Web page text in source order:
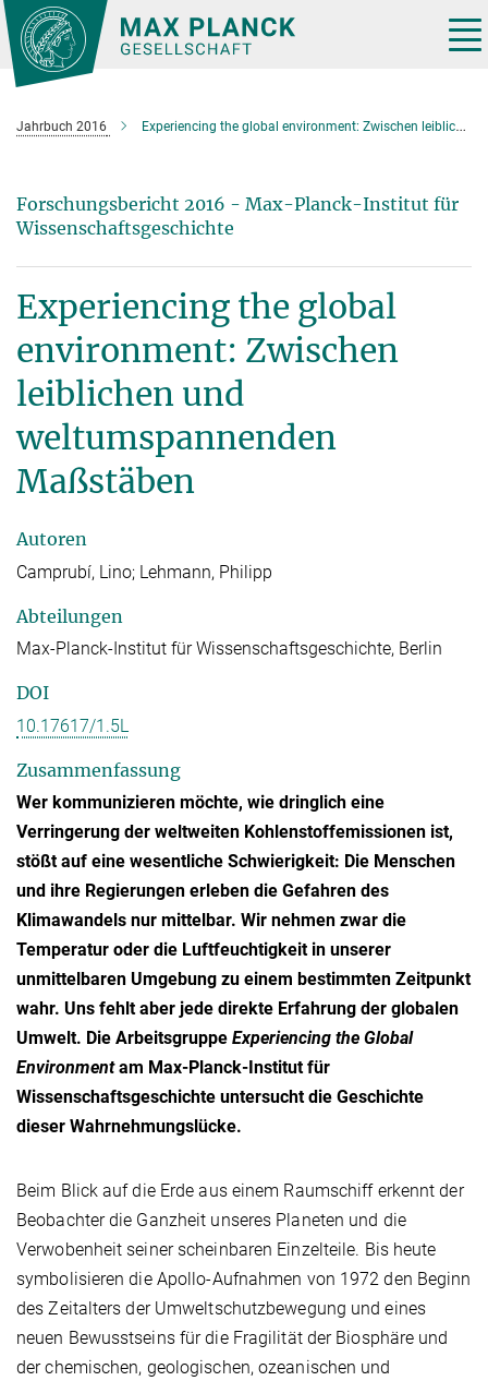
Hauptinhalt
Jahrbuch 2016 Experiencing the global environment: Zwischen leiblichen und weltumspannenden Maßstäben
Forschungsbericht 2016 - Max-Planck-Institut für
Wissenschaftsgeschichte
Experiencing the global
environment: Zwischen
leiblichen und
weltumspannenden
Maßstäben
Autoren
Camprubí, Lino; Lehmann, Philipp
Abteilungen
Max-Planck-Institut für Wissenschaftsgeschichte, Berlin
DOI
10.17617/1.5L
Zusammenfassung
Wer kommunizieren möchte, wie dringlich eine
Verringerung der weltweiten Kohlenstoffemissionen ist,
stößt auf eine wesentliche Schwierigkeit: Die Menschen
und ihre Regierungen erleben die Gefahren des
Klimawandels nur mittelbar. Wir nehmen zwar die
Temperatur oder die Luftfeuchtigkeit in unserer
unmittelbaren Umgebung zu einem bestimmten Zeitpunkt
wahr. Uns fehlt aber jede direkte Erfahrung der globalen
Umwelt. Die Arbeitsgruppe Experiencing the Global
Environmentam Max-Planck-Institut für
Wissenschaftsgeschichte untersucht die Geschichte
dieser Wahrnehmungslücke.
Beim Blick auf die Erde aus einem Raumschiff erkennt der
Beobachter die Ganzheit unseres Planeten und die
Verwobenheit seiner scheinbaren Einzelteile. Bis heute
symbolisieren die Apollo-Aufnahmen von 1972 den Beginn
des Zeitalters der Umweltschutzbewegung und eines
neuen Bewusstseins für die Fragilität der Biosphäre und
der chemischen, geologischen, ozeanischen und